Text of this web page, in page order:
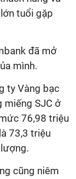
tuổi gặp
đã mở
mình.
ty Vàng bạc
miếng SJC ở
76,98 triệu
73,3 triệu
cũng niêm